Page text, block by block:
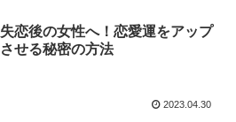
失恋後の女性へ！恋愛運をアップ
させる秘密の方法
2023.04.30